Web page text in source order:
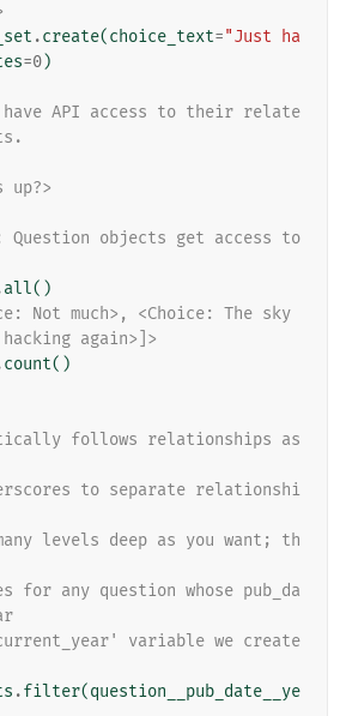
.create(choice_text="Just ha
=0)
API access to their relate
up?>
Question objects get access to
all()
Not much>, <Choice: The sky
again>]>
count()
follows relationships as
to separate relationshi
levels deep as you want; th
for any question whose pub_da
variable we create
.filter(question__pub_date__ye